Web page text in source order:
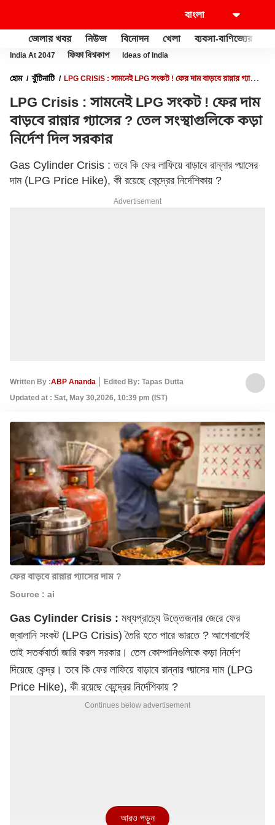
জেলার খবর নিউজ বিনোদন খেলা ব্যবসা-বাণিজ্যের
India At 2047 ফিফা বিশ্বকাপ Ideas of India
হোম খুঁটিনাটি
LPG CRISIS : সামনেই LPG সংকট ! ফের দাম বাড়বে রান্নার গ্যাসের
LPG Crisis : সামনেই LPG সংকট ! ফের দাম
বাড়বে রান্নার গ্যাসের ? তেল সংস্থাগুলিকে কড়া
নির্দেশ দিল সরকার
Gas Cylinder Crisis : তবে কি ফের লাফিয়ে বাড়াবে রান্নার গ্য়াসের
দাম (LPG Price Hike), কী রয়েছে কেন্দ্রের নির্দেশিকায় ?
Advertisement
Written By :ABP Ananda
Edited By: Tapas Dutta
Updated at : Sat, May 30,2026, 10:39 pm (IST)
ফের বাড়বে রান্নার গ্যাসের দাম ?
Source : ai
Gas Cylinder Crisis : মধ্যপ্রাচ্যে উত্তেজনার জেরে ফের
জ্বালানি সংকট (LPG Crisis) তৈরি হতে পারে ভারতে ? আগেবাগেই
তাই সতর্কবার্তা জারি করল সরকার। তেল কোম্পানিগুলিকে কড়া নির্দেশ
দিয়েছে কেন্দ্র। তবে কি ফের লাফিয়ে বাড়াবে রান্নার গ্য়াসের দাম (LPG
Price Hike), কী রয়েছে কেন্দ্রের নির্দেশিকায় ?
Continues below advertisement
আরও পড়ুন